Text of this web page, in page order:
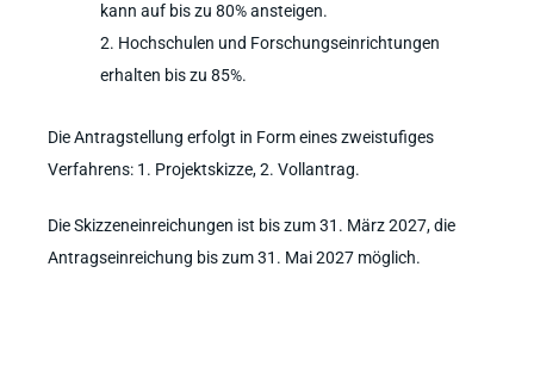
kann auf bis zu 80% ansteigen.
Hochschulen und Forschungseinrichtungen
erhalten bis zu 85%.
Die Antragstellung erfolgt in Form eines zweistufiges
Verfahrens: 1. Projektskizze, 2. Vollantrag.
Die Skizzeneinreichungen ist bis zum 31. März 2027, die
Antragseinreichung bis zum 31. Mai 2027 möglich.